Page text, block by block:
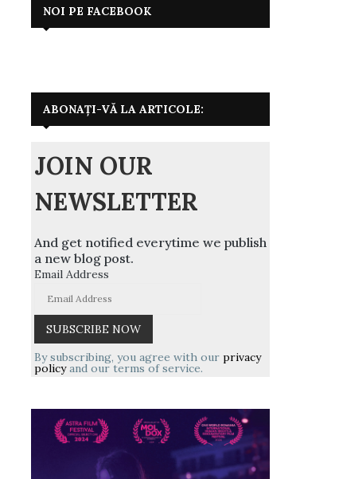
NOI PE FACEBOOK
ABONAȚI-VĂ LA ARTICOLE:
JOIN OUR
NEWSLETTER
And get notified everytime we publish
a new blog post.
Email Address
By subscribing, you agree with our privacy
policyand our terms of service.